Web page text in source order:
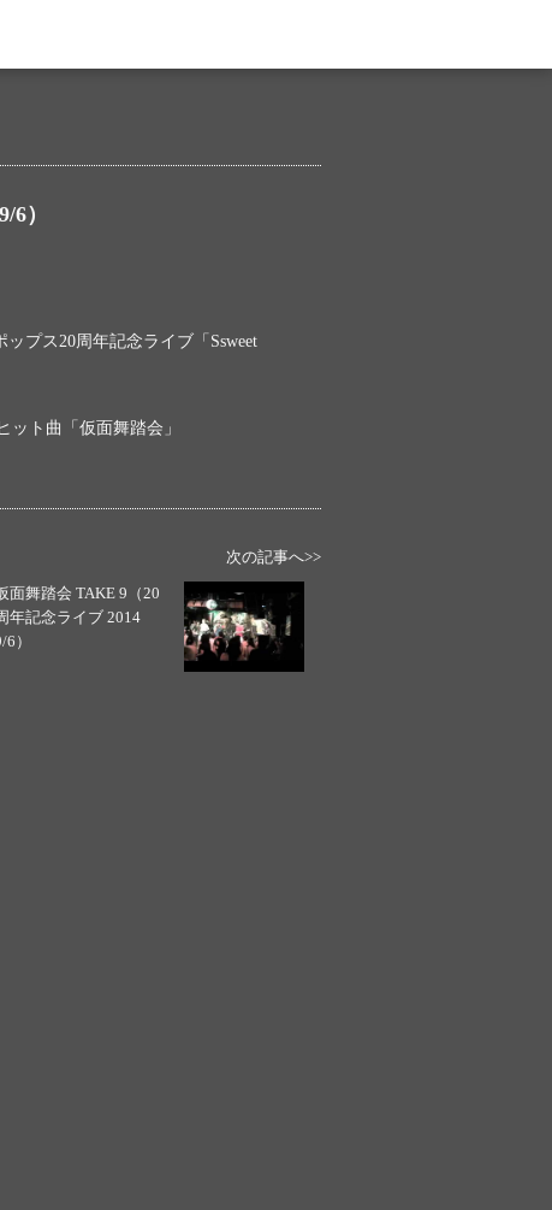
）
プス20周年記念ライブ「Ssweet
ット曲「仮面舞踏会」
次の記事へ>>
面舞踏会 TAKE 9（20
年記念ライブ 2014
6）